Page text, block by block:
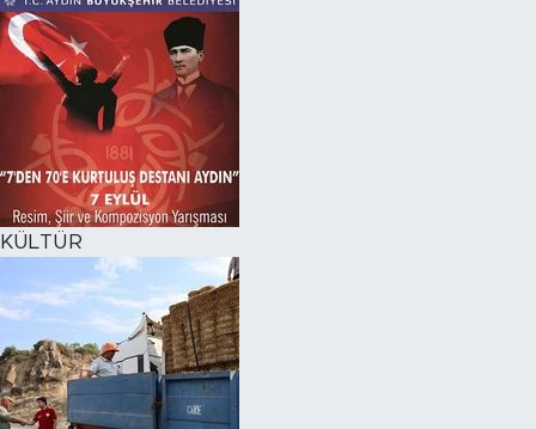
KÜLTÜR